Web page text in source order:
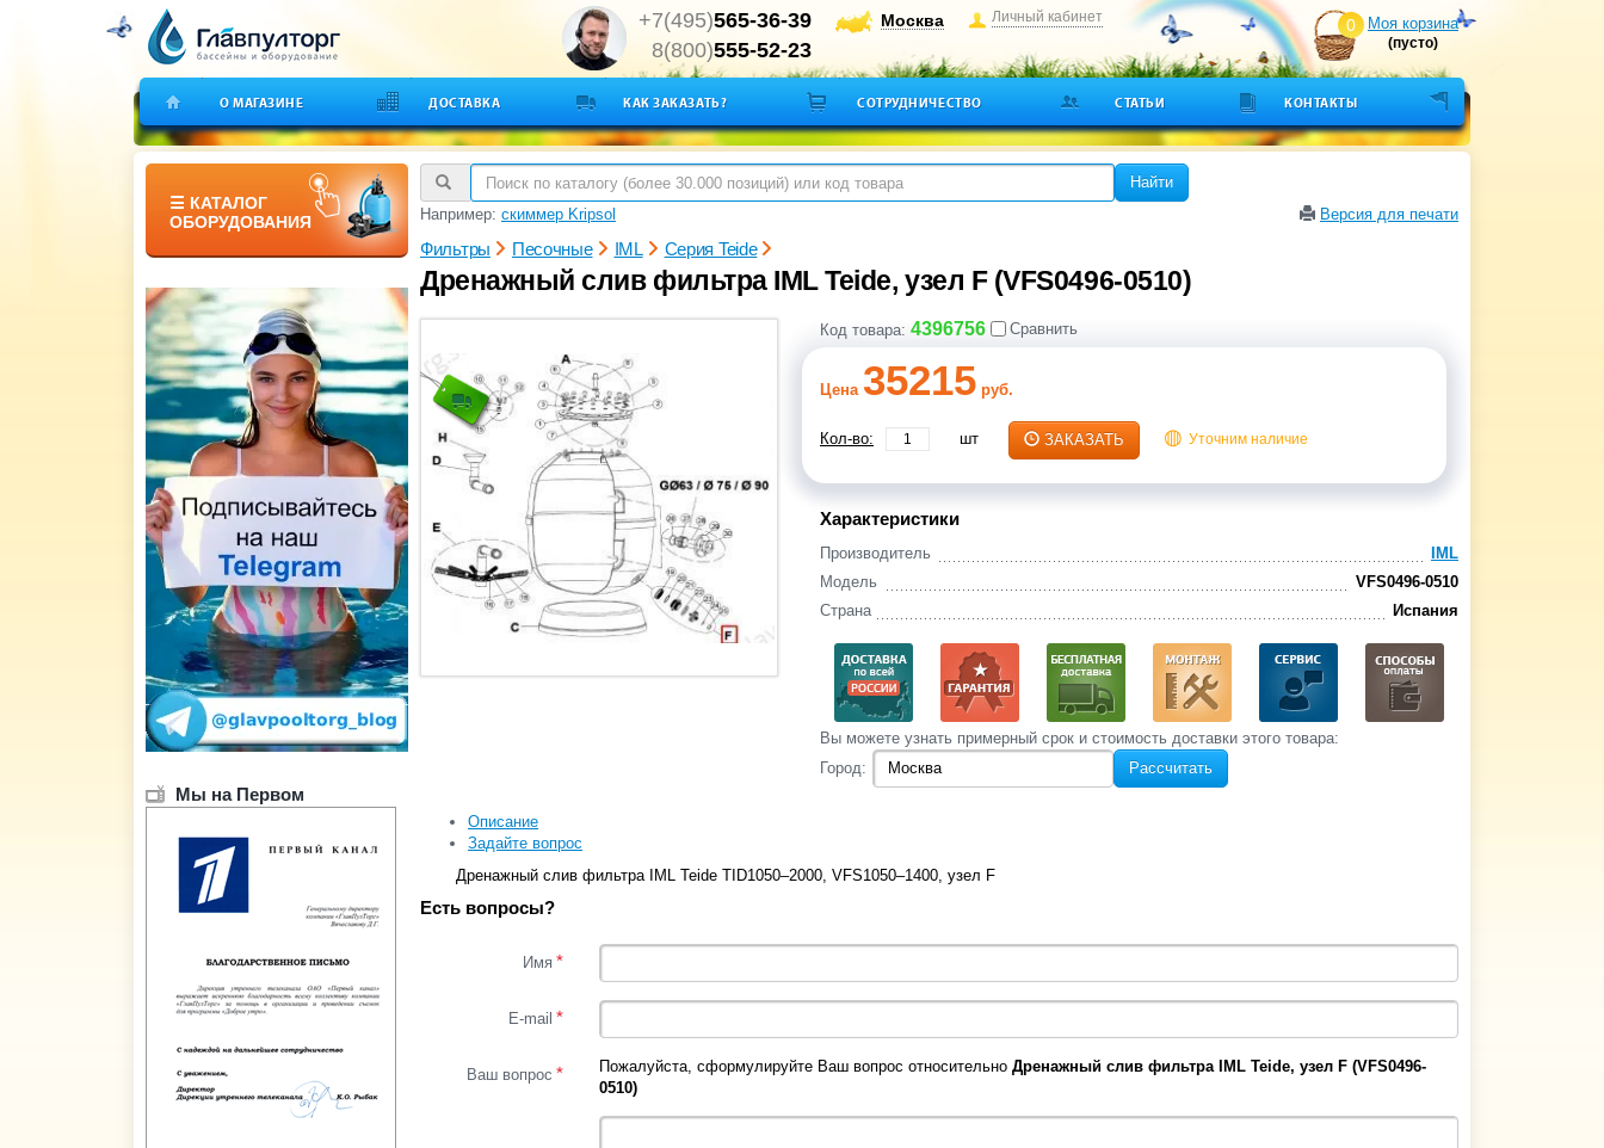
+7(495)565-36-39
8(800)555-52-23
Москва Личный кабинет 0 Моя корзина
(пусто)
О МАГАЗИНЕ ДОСТАВКА КАК ЗАКАЗАТЬ? СОТРУДНИЧЕСТВО СТАТЬИ КОНТАКТЫ
☰ КАТАЛОГ
ОБОРУДОВАНИЯ
Мы на Первом
Найти
Например: скиммер Kripsol Версия для печати
Фильтры Песочные IML Серия Teide
Дренажный слив фильтра IML Teide, узел F (VFS0496-0510)
Код товара: 4396756 Сравнить
Цена 35215 руб.
Кол-во: шт ЗАКАЗАТЬ Уточним наличие
Характеристики
IML
Производитель
VFS0496-0510
Модель
Испания
Страна
Вы‌ можете‌ узнать‌ примерный срок и стоимость‌ доставки этого товара:
Город:
Рассчитать
Описание
Задайте вопрос
Дренажный слив фильтра IML Teide TID1050–2000, VFS1050–1400, узел F
Есть вопросы?
Имя *
E-mail *
Ваш вопрос * Пожалуйста, сформулируйте Ваш вопрос относительно Дренажный слив фильтра IML Teide, узел F (VFS0496-
0510)